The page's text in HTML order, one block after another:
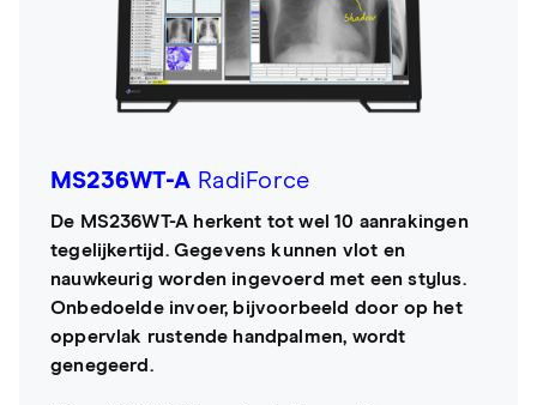
MS236WT-ARadiForce
De MS236WT-A herkent tot wel 10 aanrakingen
tegelijkertijd. Gegevens kunnen vlot en
nauwkeurig worden ingevoerd met een stylus.
Onbedoelde invoer, bijvoorbeeld door op het
oppervlak rustende handpalmen, wordt
genegeerd.